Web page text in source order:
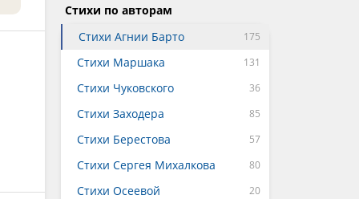
Стихи по авторам
Стихи Агнии Барто
Стихи Маршака
Стихи Чуковского
Стихи Заходера
Стихи Берестова
Стихи Сергея Михалкова
Стихи Осеевой